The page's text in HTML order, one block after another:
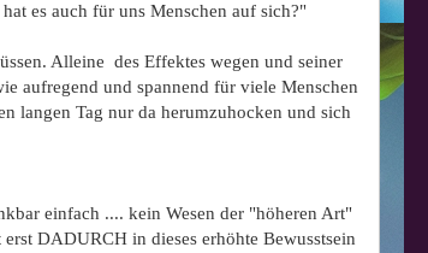
es auch für uns Menschen auf sich?"
Alleine des Effektes wegen und seiner
aufregend und spannend für viele Menschen
langen Tag nur da herumzuhocken und sich
einfach .... kein Wesen der "höheren Art"
DADURCH in dieses erhöhte Bewusstsein